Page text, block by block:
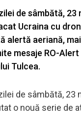
de sâmbătă, 23
Ucraina cu
alertă aeriană,
mesaje RO-
Tulcea.
de sâmbătă, 23
o nouă serie de